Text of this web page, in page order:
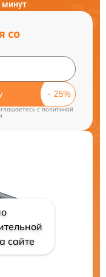
минут
со
cполитикой
сайте